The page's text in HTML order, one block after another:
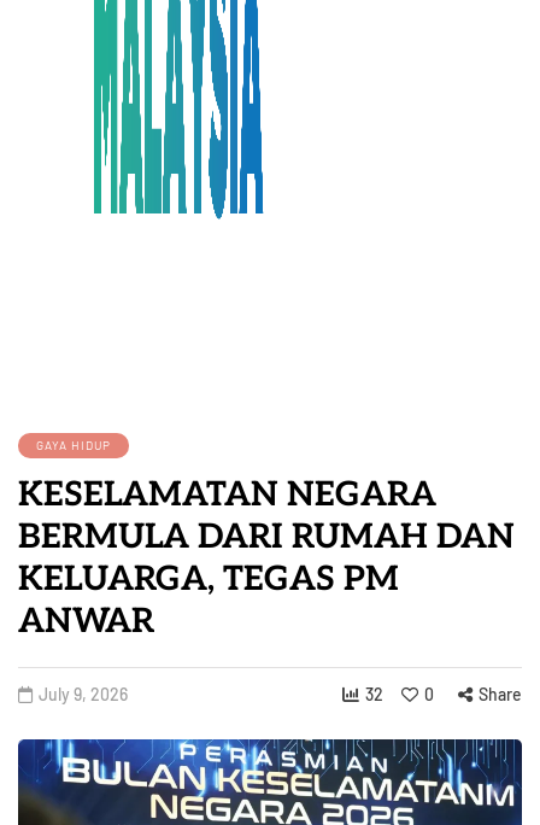
GAYA HIDUP
KESELAMATAN NEGARA
BERMULA DARI RUMAH DAN
KELUARGA, TEGAS PM
ANWAR
July 9, 2026 32 0 Share